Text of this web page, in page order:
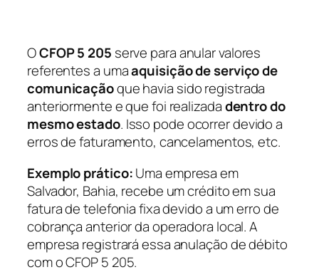
OCFOP 5 205 serve para anular valores
referentes a umaaquisição de serviço de
comunicaçãoque havia sido registrada
anteriormente e que foi realizadadentro do
mesmo estado. Isso pode ocorrer devido a
erros de faturamento, cancelamentos, etc.
Exemplo prático:Uma empresa em
Salvador, Bahia, recebe um crédito em sua
fatura de telefonia fixa devido a um erro de
cobrança anterior da operadora local. A
empresa registrará essa anulação de débito
com o CFOP 5 205.